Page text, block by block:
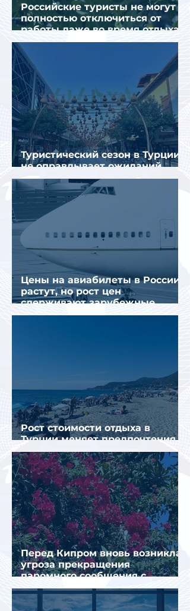
Российские туристы не могут
полностью отключиться от
работы даже во время отдыха
в Турции
Туристический сезон в Турции
не оправдывает ожиданий
отрасли
Цены на авиабилеты в России
растут, но рост цен
сдерживают зарубежные
конкуренты
Рост стоимости отдыха в
Турции меняет предпочтения
туристов
Перед Кипром вновь возникла
угроза прекращения
паромного сообщения с
Грецией